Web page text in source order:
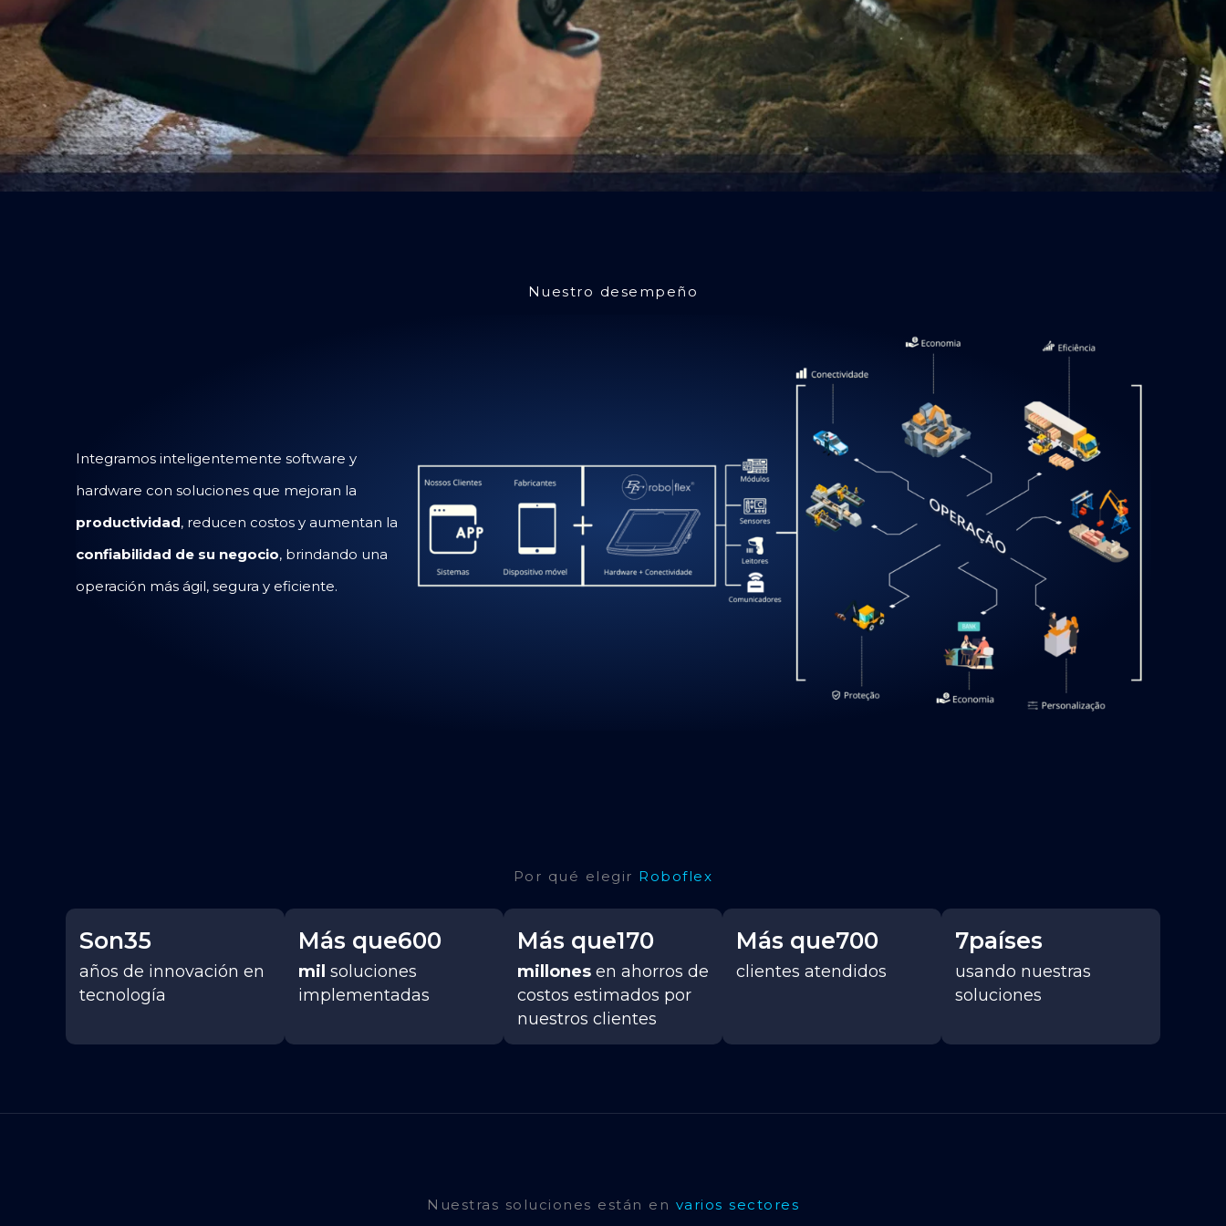
Nuestro desempeño
Integramos inteligentemente software y
hardware con soluciones que mejoran la
productividad, reducen costos y aumentan la
confiabilidad de su negocio, brindando una
operación más ágil, segura y eficiente.
Por qué elegir Roboflex
años de innovación en
tecnología
Son35
mil soluciones
implementadas
Más que600
millones en ahorros de
costos estimados por
nuestros clientes
Más que170
clientes atendidos
Más que700
usando nuestras
soluciones
7países
Nuestras soluciones están en varios sectores